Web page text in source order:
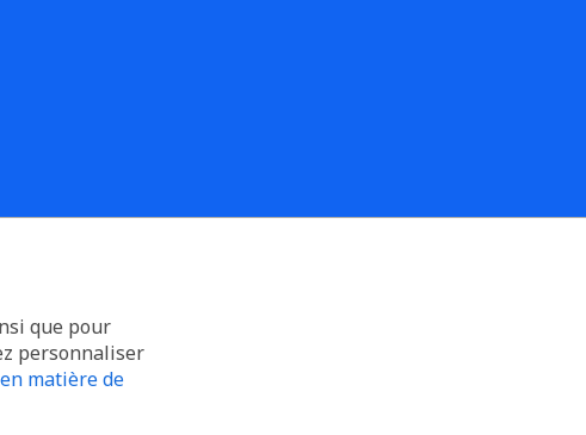
que pour
personnaliser
matière de